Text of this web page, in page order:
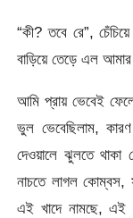
“কী? তবে রে”,
বাড়িয়ে তেড়ে এল
আমি প্রায় ভেবেই
ভুল ভেবেছিলাম,
দেওয়ালে ঝুলতে থাকা
নাচতে লাগল কোম্বস,
এই খাদে নামছে, এই